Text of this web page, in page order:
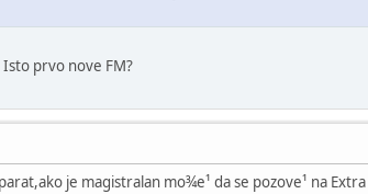
prvo nove FM?
je magistralan mo¾e¹ da se pozove¹ na